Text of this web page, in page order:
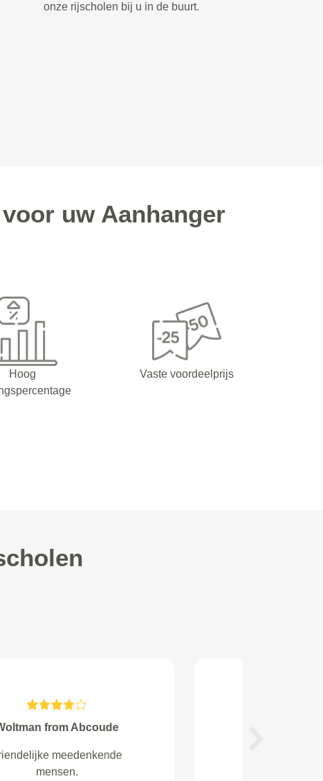
onze rijscholen bij u in de buurt.
uw Aanhanger
Hoog
Vaste voordeelprijs
Gritter from
Goed geregeld en de garage was
super. Zeer goede ervaringen met